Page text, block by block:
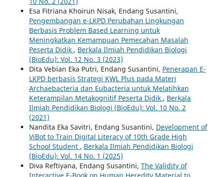
Esa Fitriana Khoirun Nisak, Endang Susantini,
Pengembangan e-LKPD Perubahan Lingkungan
Berbasis Problem Based Learning untuk
Meningkatkan Kemampuan Pemecahan Masalah
Peserta Didik , Berkala Ilmiah Pendidikan Biologi
(BioEdu): Vol. 12 No. 3 (2023)
Dita Vebian Eka Putri, Endang Susantini, Penerapan E-
LKPD berbasis Strategi KWL Plus pada Materi
Archaebacteria dan Eubacteria untuk Melatihkan
Keterampilan Metakognitif Peserta Didik , Berkala
Ilmiah Pendidikan Biologi (BioEdu): Vol. 10 No. 2
(2021)
Nandita Eka Savitri, Endang Susantini, Development of
ViBot to Train Digital Literacy of 10th Grade High
School Student , Berkala Ilmiah Pendidikan Biologi
(BioEdu): Vol. 14 No. 1 (2025)
Diva Reftiyana, Endang Susantini, The Validity of